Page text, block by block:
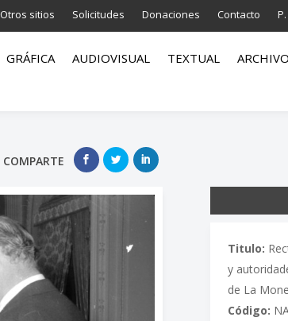
Otros sitios Solicitudes Donaciones Contacto
GRÁFICA AUDIOVISUAL TEXTUAL ARCHIVO
COMPARTE
Titulo:
y
de La
Código: